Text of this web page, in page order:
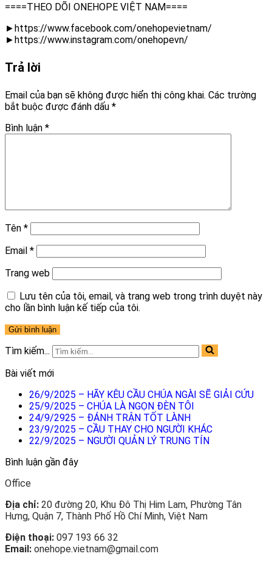
====THEO DÕI ONEHOPE VIỆT NAM====
►https://www.facebook.com/onehopevietnam/
►https://www.instagram.com/onehopevn/
Trả lời
Email của bạn sẽ không được hiển thị công khai. Các trường
bắt buộc được đánh dấu *
Bình luận *
Tên *
Email *
Trang web
Lưu tên của tôi, email, và trang web trong trình duyệt này
cho lần bình luận kế tiếp của tôi.
Tìm kiếm...
Bài viết mới
26/9/2025 – HÃY KÊU CẦU CHÚA NGÀI SẼ GIẢI CỨU
25/9/2025 – CHÚA LÀ NGỌN ĐÈN TÔI
24/9/2925 – ĐÁNH TRẬN TỐT LÀNH
23/9/2025 – CẦU THAY CHO NGƯỜI KHÁC
22/9/2025 – NGƯỜI QUẢN LÝ TRUNG TÍN
Bình luận gần đây
Office
Địa chỉ: 20 đường 20, Khu Đô Thị Him Lam, Phường Tân
Hưng, Quận 7, Thành Phố Hồ Chí Minh, Việt Nam
Điện thoại: 097 193 66 32
Email: onehope.vietnam@gmail.com